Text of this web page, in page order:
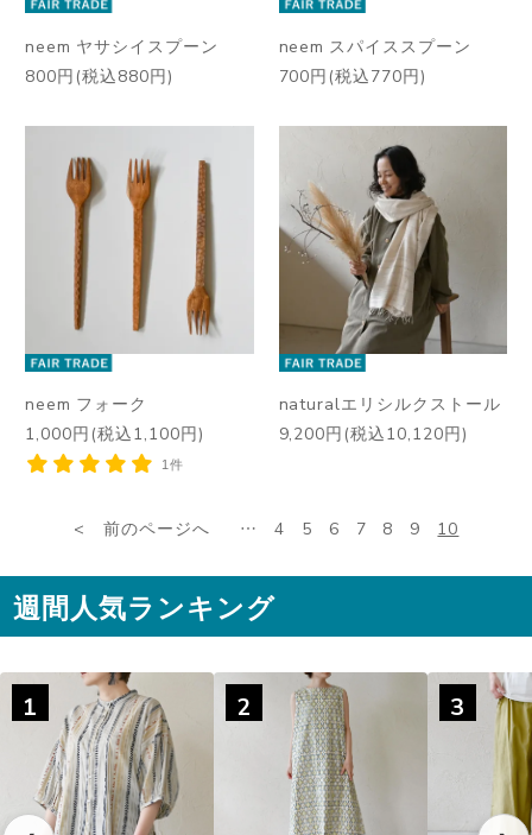
neem ヤサシイスプーン
800円(税込880円)
neem スパイススプーン
700円(税込770円)
neem フォーク
1,000円(税込1,100円)
1件
naturalエリシルクストール
9,200円(税込10,120円)
前のページへ … 4 5 6 7 8 9 10
週間人気ランキング
1 2 3